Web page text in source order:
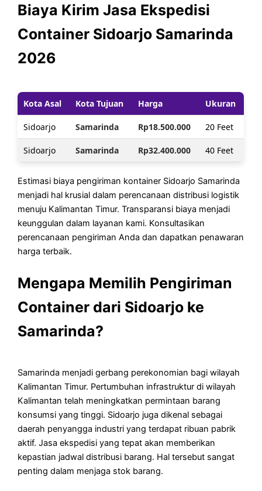
Biaya Kirim Jasa Ekspedisi
Container Sidoarjo Samarinda
2026
Kota Asal Kota Tujuan Harga Ukuran
Sidoarjo Samarinda Rp18.500.000 20 Feet
Sidoarjo Samarinda Rp32.400.000 40 Feet
Estimasi biaya pengiriman kontainer Sidoarjo Samarinda
menjadi hal krusial dalam perencanaan distribusi logistik
menuju Kalimantan Timur. Transparansi biaya menjadi
keunggulan dalam layanan kami. Konsultasikan
perencanaan pengiriman Anda dan dapatkan penawaran
harga terbaik.
Mengapa Memilih Pengiriman
Container dari Sidoarjo ke
Samarinda?
Samarinda menjadi gerbang perekonomian bagi wilayah
Kalimantan Timur. Pertumbuhan infrastruktur di wilayah
Kalimantan telah meningkatkan permintaan barang
konsumsi yang tinggi. Sidoarjo juga dikenal sebagai
daerah penyangga industri yang terdapat ribuan pabrik
aktif. Jasa ekspedisi yang tepat akan memberikan
kepastian jadwal distribusi barang. Hal tersebut sangat
penting dalam menjaga stok barang.